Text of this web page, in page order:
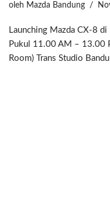
oleh Mazda Bandung
Launching Mazda CX-8
Pukul 11.00 AM – 13.00
Room) Trans Studio